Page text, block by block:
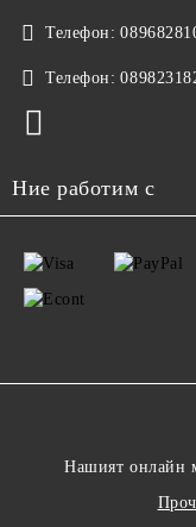
Телефон:
Телефон:
Ние работим с
Нашият онлайн